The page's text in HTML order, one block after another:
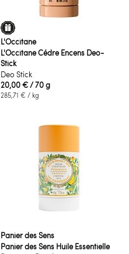
L'Occitane
L'Occitane Cédre Encens Deo-
Stick
Deo Stick
20,00 €/ 70 g
285,71 € / kg
Panier des Sens
Panier des Sens Huile Essentielle